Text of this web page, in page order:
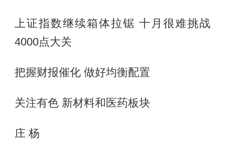
上证指数继续箱体拉锯 十月很难挑战
4000点大关
把握财报催化 做好均衡配置
关注有色 新材料和医药板块
庄 杨